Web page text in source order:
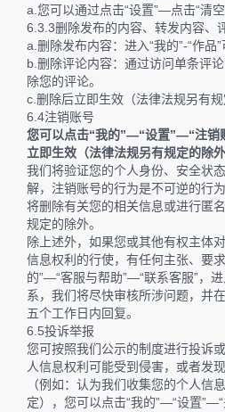
a.您可以通过点击“设置”—点击“清空
6.3.3删除发布的内容、转发内容、
a.删除发布内容：进入“我的”-“作品
b.删除评论内容：通过访问单条评
除您的评论。
c.删除后立即生效（法律法规另有规
6.4注销账号
您可以点击“我的”—“设置”—“注销
立即生效（法律法规另有规定的除外
我们将验证您的个人身份、安全状
解，注销账号的行为是不可逆的行
将删除有关您的相关信息或进行匿
规定的除外。
除上述外，如果您或其他有权主体
信息权利的行使，有任何主张、要
的”—“客服与帮助”—“联系客服”，
系，我们将尽快审核所涉问题，并
五个工作日内回复。
6.5投诉举报
您可按照我们公示的制度进行投诉
人信息权利可能受到侵害，或者发
（例如：认为我们收集您的个人信
定），您可以点击“我的”—“设置”—“